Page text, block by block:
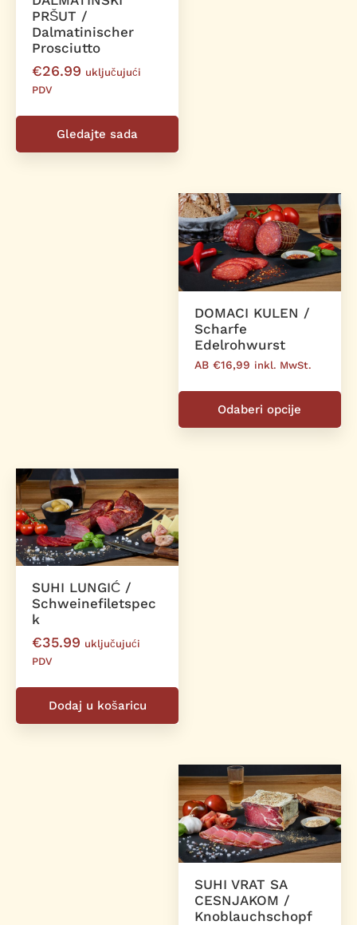
PRŠUT /
Dalmatinischer
Prosciutto
€26.99 uključujući
PDV
Gledajte sada
DOMACI KULEN /
Scharfe
Edelrohwurst
AB €16,99 inkl. MwSt.
Odaberi opcije
SUHI LUNGIĆ /
Schweinefiletspec
k
€35.99 uključujući
PDV
Dodaj u košaricu
SUHI VRAT SA
CESNJAKOM /
Knoblauchschopf